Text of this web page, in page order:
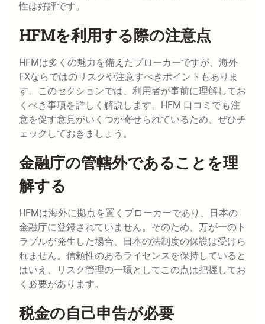
性は好評です。
HFMを利用する際の注意点
HFMは多くの魅力を備えたブローカーですが、海外
FXならではのリスクや注意すべきポイントもありま
す。このセクションでは、利用者が事前に理解してお
くべき事項を詳しく解説します。HFM 口コミでも注
意を促す意見がいくつか寄せられているため、ぜひチ
ェックしておきましょう。
金融庁の管轄外であることを理
解する
HFMは海外に拠点を置くブローカーであり、日本の
金融庁に登録されていません。そのため、万が一のト
ラブルが発生した場合、日本の法制度の保護は受けら
れません。信頼性のあるライセンスを保持していると
はいえ、リスク管理の一環としてこの点は把握してお
く必要があります。
税金の自己申告が必要